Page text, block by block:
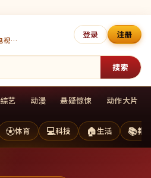
HD在线观看 · 免费高清电视剧 · 每日更新
搜索
登录 注册
综艺 动漫 悬疑惊悚 动作大片
⚽体育 💻科技 🏠生活 📚教